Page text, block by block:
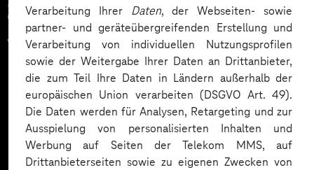
Verarbeitung Ihrer Daten, der Webseiten- sowie
partner- und geräteübergreifenden Erstellung und
Verarbeitung von individuellen Nutzungsprofilen
sowie der Weitergabe Ihrer Daten an Drittanbieter,
die zum Teil Ihre Daten in Ländern außerhalb der
europäischen Union verarbeiten (DSGVO Art. 49).
Die Daten werden für Analysen, Retargeting und zur
Ausspielung von personalisierten Inhalten und
Werbung auf Seiten der Telekom MMS, auf
Drittanbieterseiten sowie zu eigenen Zwecken von
Zahlreiche Unternehmen
vertrauen auf unsere
Expertise. Hier eine Auswahl: